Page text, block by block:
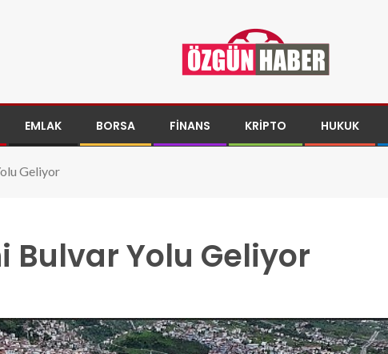
EMLAK BORSA FINANS KRIPTO HUKUK
Geliyor
Bulvar Yolu Geliyor